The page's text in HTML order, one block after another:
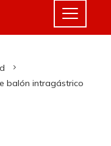
balón intragástrico